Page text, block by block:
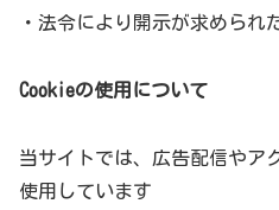
・法令により開示が求められ
Cookieの使用について
当サイトでは、広告配信やア
使用しています